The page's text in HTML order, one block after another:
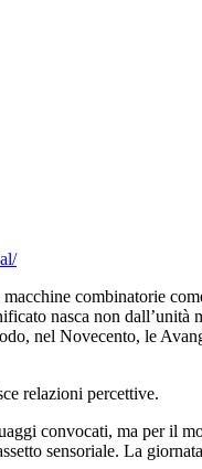
combinatorie
nasca non dall’unità
nel Novecento, le
relazioni percettive.
convocati, ma per il
sensoriale. La